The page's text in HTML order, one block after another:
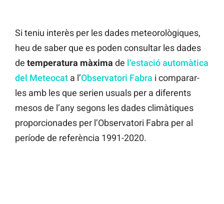
Si teniu interès per les dades meteorològiques,
heu de saber que es poden consultar les dades
de temperatura màxima de l’estació automàtica
del Meteocat a l’Observatori Fabra i comparar-
les amb les que serien usuals per a diferents
mesos de l’any segons les dades climàtiques
proporcionades per l’Observatori Fabra per al
període de referència 1991-2020.